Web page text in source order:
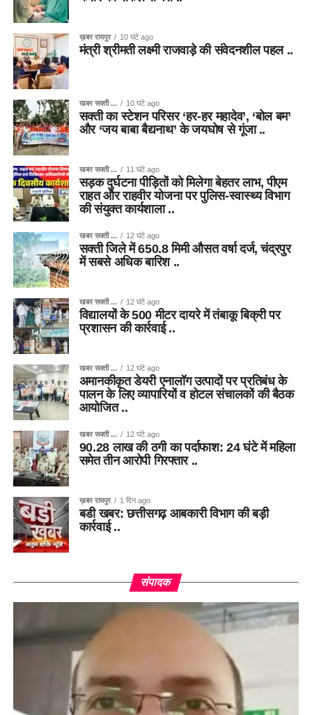
ख़बर रायपुर 10 घंटे ago
मंत्री श्रीमती लक्ष्मी राजवाड़े की संवेदनशील पहल ..
खबर सक्ती ... 10 घंटे ago
सक्ती का स्टेशन परिसर ‘हर-हर महादेव’, ‘बोल बम’
और ‘जय बाबा बैद्यनाथ’ के जयघोष से गूंजा ..
खबर सक्ती ... 11 घंटे ago
सड़क दुर्घटना पीड़ितों को मिलेगा बेहतर लाभ, पीएम
राहत और राहवीर योजना पर पुलिस-स्वास्थ्य विभाग
की संयुक्त कार्यशाला ..
खबर सक्ती ... 12 घंटे ago
सक्ती जिले में 650.8 मिमी औसत वर्षा दर्ज, चंद्रपुर
में सबसे अधिक बारिश ..
खबर सक्ती ... 12 घंटे ago
विद्यालयों के 500 मीटर दायरे में तंबाकू बिक्री पर
प्रशासन की कार्रवाई ..
खबर सक्ती ... 12 घंटे ago
अमानकीकृत डेयरी एनालॉग उत्पादों पर प्रतिबंध के
पालन के लिए व्यापारियों व होटल संचालकों की बैठक
आयोजित ..
खबर सक्ती ... 12 घंटे ago
90.28 लाख की ठगी का पर्दाफाश: 24 घंटे में महिला
समेत तीन आरोपी गिरफ्तार ..
ख़बर रायपुर 1 दिन ago
बडी खबर: छत्तीसगढ़ आबकारी विभाग की बड़ी
कार्रवाई ..
संपादक